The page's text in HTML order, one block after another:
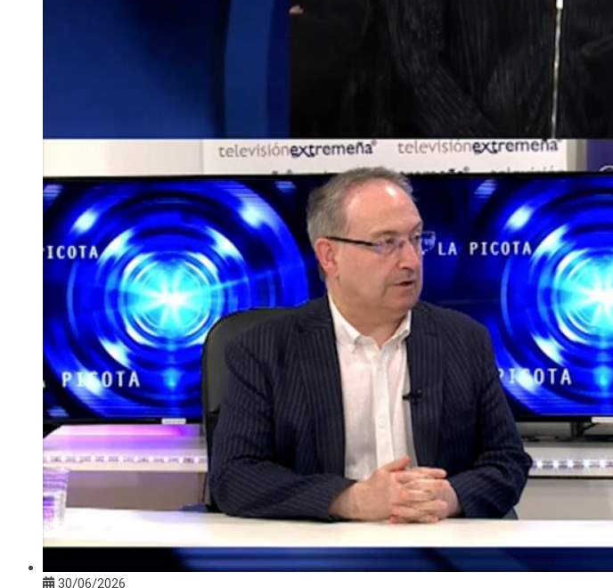
30/06/2026